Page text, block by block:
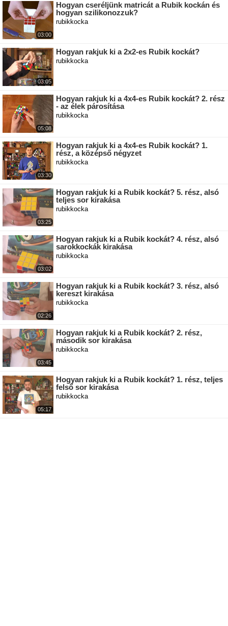
03:00
Hogyan cseréljünk matricát a Rubik kockán és
hogyan szilikonozzuk?
rubikkocka
03:05
Hogyan rakjuk ki a 2x2-es Rubik kockát?
rubikkocka
05:08
Hogyan rakjuk ki a 4x4-es Rubik kockát? 2. rész
- az élek párosítása
rubikkocka
03:30
Hogyan rakjuk ki a 4x4-es Rubik kockát? 1.
rész, a középső négyzet
rubikkocka
03:25
Hogyan rakjuk ki a Rubik kockát? 5. rész, alsó
teljes sor kirakása
rubikkocka
03:02
Hogyan rakjuk ki a Rubik kockát? 4. rész, alsó
sarokkockák kirakása
rubikkocka
02:26
Hogyan rakjuk ki a Rubik kockát? 3. rész, alsó
kereszt kirakása
rubikkocka
03:45
Hogyan rakjuk ki a Rubik kockát? 2. rész,
második sor kirakása
rubikkocka
05:17
Hogyan rakjuk ki a Rubik kockát? 1. rész, teljes
felső sor kirakása
rubikkocka